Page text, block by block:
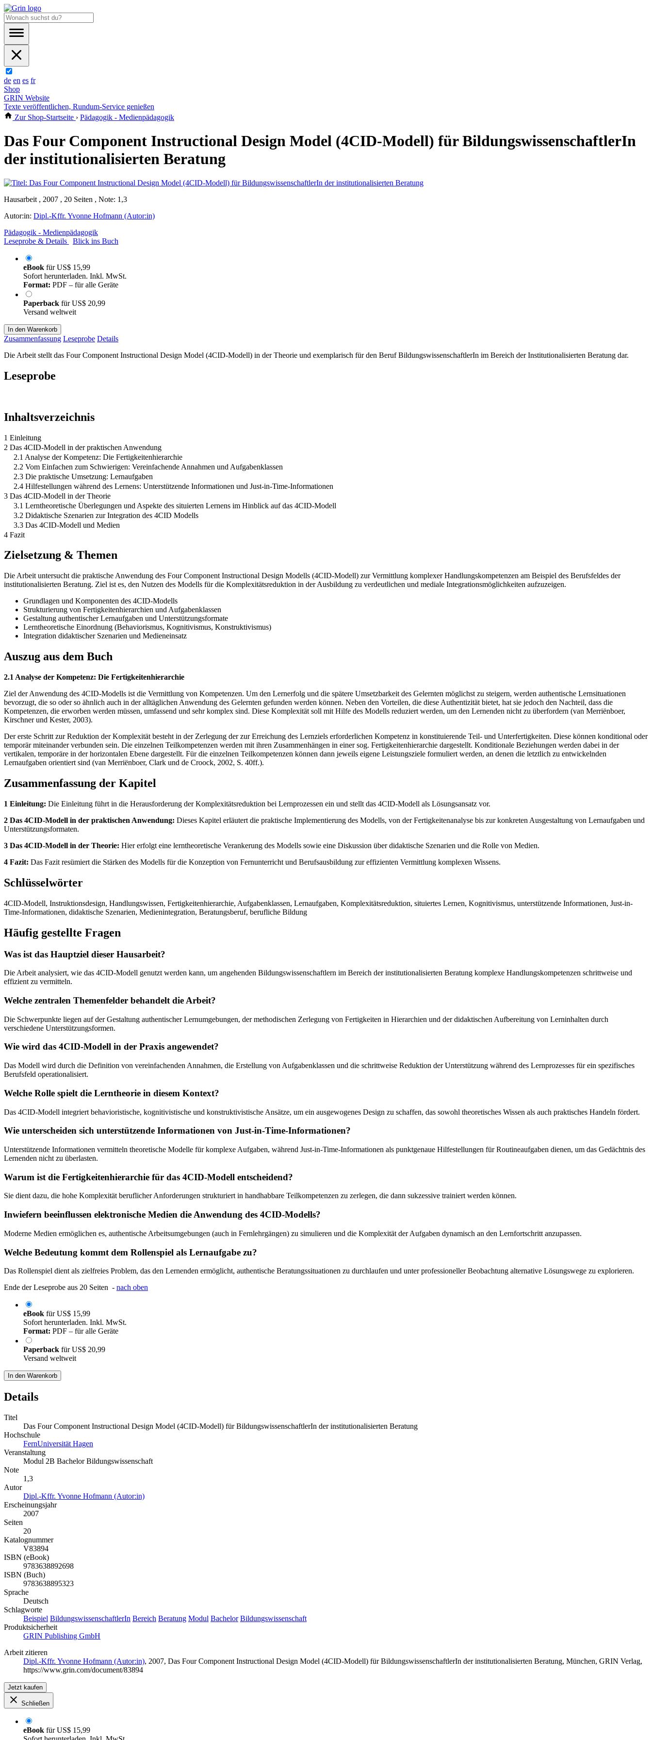
de en es fr
Shop
GRIN Website
Texte veröffentlichen, Rundum-Service genießen
Zur Shop-Startseite › Pädagogik - Medienpädagogik
Das Four Component Instructional Design Model (4CID-Modell) für BildungswissenschaftlerIn
der institutionalisierten Beratung
Hausarbeit , 2007 , 20 Seiten , Note: 1,3
Autor:in: Dipl.-Kffr. Yvonne Hofmann (Autor:in)
Pädagogik - Medienpädagogik
Leseprobe & Details
Blick ins Buch
eBook fürUS$ 15,99
Sofort herunterladen. Inkl. MwSt.
Format: PDF – für alle Geräte
Paperback fürUS$ 20,99
Versand weltweit
In den Warenkorb
Zusammenfassung Leseprobe Details
Die Arbeit stellt das Four Component Instructional Design Model (4CID-Modell) in der Theorie und exemplarisch für den Beruf BildungswissenschaftlerIn im Bereich der Institutionalisierten Beratung dar.
Leseprobe
Inhaltsverzeichnis
1 Einleitung
2 Das 4CID-Modell in der praktischen Anwendung
2.1 Analyse der Kompetenz: Die Fertigkeitenhierarchie
2.2 Vom Einfachen zum Schwierigen: Vereinfachende Annahmen und Aufgabenklassen
2.3 Die praktische Umsetzung: Lernaufgaben
2.4 Hilfestellungen während des Lernens: Unterstützende Informationen und Just-in-Time-Informationen
3 Das 4CID-Modell in der Theorie
3.1 Lerntheoretische Überlegungen und Aspekte des situierten Lernens im Hinblick auf das 4CID-Modell
3.2 Didaktische Szenarien zur Integration des 4CID Modells
3.3 Das 4CID-Modell und Medien
4 Fazit
Zielsetzung & Themen
Die Arbeit untersucht die praktische Anwendung des Four Component Instructional Design Modells (4CID-Modell) zur Vermittlung komplexer Handlungskompetenzen am Beispiel des Berufsfeldes der
institutionalisierten Beratung. Ziel ist es, den Nutzen des Modells für die Komplexitätsreduktion in der Ausbildung zu verdeutlichen und mediale Integrationsmöglichkeiten aufzuzeigen.
Grundlagen und Komponenten des 4CID-Modells
Strukturierung von Fertigkeitenhierarchien und Aufgabenklassen
Gestaltung authentischer Lernaufgaben und Unterstützungsformate
Lerntheoretische Einordnung (Behaviorismus, Kognitivismus, Konstruktivismus)
Integration didaktischer Szenarien und Medieneinsatz
Auszug aus dem Buch
2.1 Analyse der Kompetenz: Die Fertigkeitenhierarchie
Ziel der Anwendung des 4CID-Modells ist die Vermittlung von Kompetenzen. Um den Lernerfolg und die spätere Umsetzbarkeit des Gelernten möglichst zu steigern, werden authentische Lernsituationen
bevorzugt, die so oder so ähnlich auch in der alltäglichen Anwendung des Gelernten gefunden werden können. Neben den Vorteilen, die diese Authentizität bietet, hat sie jedoch den Nachteil, dass die
Kompetenzen, die erworben werden müssen, umfassend und sehr komplex sind. Diese Komplexität soll mit Hilfe des Modells reduziert werden, um den Lernenden nicht zu überfordern (van Merriënboer,
Kirschner und Kester, 2003).
Der erste Schritt zur Reduktion der Komplexität besteht in der Zerlegung der zur Erreichung des Lernziels erforderlichen Kompetenz in konstituierende Teil- und Unterfertigkeiten. Diese können konditional oder
temporär miteinander verbunden sein. Die einzelnen Teilkompetenzen werden mit ihren Zusammenhängen in einer sog. Fertigkeitenhierarchie dargestellt. Konditionale Beziehungen werden dabei in der
vertikalen, temporäre in der horizontalen Ebene dargestellt. Für die einzelnen Teilkompetenzen können dann jeweils eigene Leistungsziele formuliert werden, an denen die letztlich zu entwickelnden
Lernaufgaben orientiert sind (van Merriënboer, Clark und de Croock, 2002, S. 40ff.).
Zusammenfassung der Kapitel
1 Einleitung: Die Einleitung führt in die Herausforderung der Komplexitätsreduktion bei Lernprozessen ein und stellt das 4CID-Modell als Lösungsansatz vor.
2 Das 4CID-Modell in der praktischen Anwendung: Dieses Kapitel erläutert die praktische Implementierung des Modells, von der Fertigkeitenanalyse bis zur konkreten Ausgestaltung von Lernaufgaben und
Unterstützungsformaten.
3 Das 4CID-Modell in der Theorie: Hier erfolgt eine lerntheoretische Verankerung des Modells sowie eine Diskussion über didaktische Szenarien und die Rolle von Medien.
4 Fazit: Das Fazit resümiert die Stärken des Modells für die Konzeption von Fernunterricht und Berufsausbildung zur effizienten Vermittlung komplexen Wissens.
Schlüsselwörter
4CID-Modell, Instruktionsdesign, Handlungswissen, Fertigkeitenhierarchie, Aufgabenklassen, Lernaufgaben, Komplexitätsreduktion, situiertes Lernen, Kognitivismus, unterstützende Informationen, Just-in-
Time-Informationen, didaktische Szenarien, Medienintegration, Beratungsberuf, berufliche Bildung
Häufig gestellte Fragen
Was ist das Hauptziel dieser Hausarbeit?
Die Arbeit analysiert, wie das 4CID-Modell genutzt werden kann, um angehenden Bildungswissenschaftlern im Bereich der institutionalisierten Beratung komplexe Handlungskompetenzen schrittweise und
effizient zu vermitteln.
Welche zentralen Themenfelder behandelt die Arbeit?
Die Schwerpunkte liegen auf der Gestaltung authentischer Lernumgebungen, der methodischen Zerlegung von Fertigkeiten in Hierarchien und der didaktischen Aufbereitung von Lerninhalten durch
verschiedene Unterstützungsformen.
Wie wird das 4CID-Modell in der Praxis angewendet?
Das Modell wird durch die Definition von vereinfachenden Annahmen, die Erstellung von Aufgabenklassen und die schrittweise Reduktion der Unterstützung während des Lernprozesses für ein spezifisches
Berufsfeld operationalisiert.
Welche Rolle spielt die Lerntheorie in diesem Kontext?
Das 4CID-Modell integriert behavioristische, kognitivistische und konstruktivistische Ansätze, um ein ausgewogenes Design zu schaffen, das sowohl theoretisches Wissen als auch praktisches Handeln fördert.
Wie unterscheiden sich unterstützende Informationen von Just-in-Time-Informationen?
Unterstützende Informationen vermitteln theoretische Modelle für komplexe Aufgaben, während Just-in-Time-Informationen als punktgenaue Hilfestellungen für Routineaufgaben dienen, um das Gedächtnis des
Lernenden nicht zu überlasten.
Warum ist die Fertigkeitenhierarchie für das 4CID-Modell entscheidend?
Sie dient dazu, die hohe Komplexität beruflicher Anforderungen strukturiert in handhabbare Teilkompetenzen zu zerlegen, die dann sukzessive trainiert werden können.
Inwiefern beeinflussen elektronische Medien die Anwendung des 4CID-Modells?
Moderne Medien ermöglichen es, authentische Arbeitsumgebungen (auch in Fernlehrgängen) zu simulieren und die Komplexität der Aufgaben dynamisch an den Lernfortschritt anzupassen.
Welche Bedeutung kommt dem Rollenspiel als Lernaufgabe zu?
Das Rollenspiel dient als zielfreies Problem, das den Lernenden ermöglicht, authentische Beratungssituationen zu durchlaufen und unter professioneller Beobachtung alternative Lösungswege zu explorieren.
Ende der Leseprobe aus 20 Seiten - nach oben
eBook fürUS$ 15,99
Sofort herunterladen. Inkl. MwSt.
Format: PDF – für alle Geräte
Paperback fürUS$ 20,99
Versand weltweit
In den Warenkorb
Details
Titel
Das Four Component Instructional Design Model (4CID-Modell) für BildungswissenschaftlerIn der institutionalisierten Beratung
Hochschule
FernUniversität Hagen
Veranstaltung
Modul 2B Bachelor Bildungswissenschaft
Note
1,3
Autor
Dipl.-Kffr. Yvonne Hofmann (Autor:in)
Erscheinungsjahr
2007
Seiten
20
Katalognummer
V83894
ISBN (eBook)
9783638892698
ISBN (Buch)
9783638895323
Sprache
Deutsch
Schlagworte
Beispiel BildungswissenschaftlerIn Bereich Beratung Modul Bachelor Bildungswissenschaft
Produktsicherheit
GRIN Publishing GmbH
Arbeit zitieren
Dipl.-Kffr. Yvonne Hofmann (Autor:in), 2007, Das Four Component Instructional Design Model (4CID-Modell) für BildungswissenschaftlerIn der institutionalisierten Beratung, München, GRIN Verlag,
https://www.grin.com/document/83894
Jetzt kaufen
Schließen
eBook fürUS$ 15,99